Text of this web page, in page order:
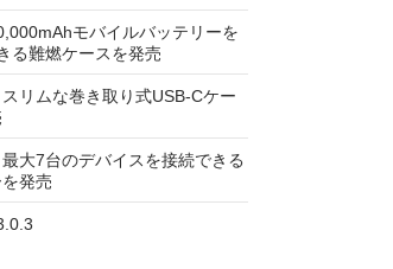
モバイルバッテリーを
る難燃ケースを発売
リムな巻き取り式USB-Cケー
大7台のデバイスを接続できる
発売